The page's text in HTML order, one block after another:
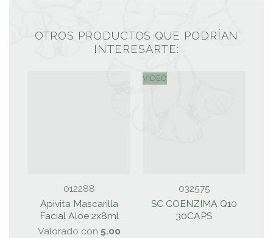
OTROS PRODUCTOS QUE PODRÍAN
INTERESARTE:
012288
Apivita Mascarilla
Facial Aloe 2x8ml
Valorado con 5.00
VIDEO
032575
SC COENZIMA Q10
30CAPS